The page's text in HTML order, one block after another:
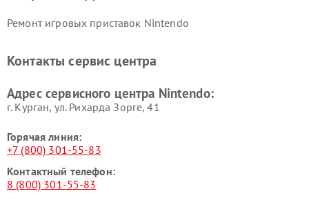
Ремонт игровых приставок Nintendo
Контакты сервис центра
Адрес сервисного центра Nintendo:
г. Курган, ул. Рихарда Зорге, 41
Горячая линия:
+7 (800) 301-55-83
Контактный телефон:
8 (800) 301-55-83